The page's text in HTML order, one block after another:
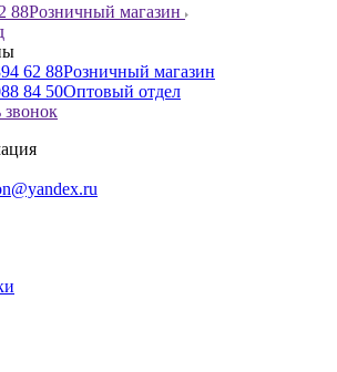
88Розничный магазин
62 88Розничный магазин
84 50Оптовый отдел
звонок